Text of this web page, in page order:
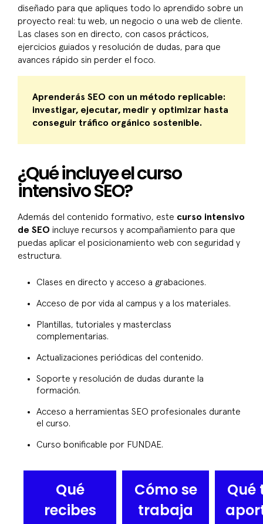
diseñado para que apliques todo lo aprendido sobre un
proyecto real: tu web, un negocio o una web de cliente.
Las clases son en directo, con casos prácticos,
ejercicios guiados y resolución de dudas, para que
avances rápido sin perder el foco.
Aprenderás SEO con un método replicable:
investigar, ejecutar, medir y optimizar hasta
conseguir tráfico orgánico sostenible.
¿Qué incluye el curso
intensivo SEO?
Además del contenido formativo, este curso intensivo
de SEO incluye recursos y acompañamiento para que
puedas aplicar el posicionamiento web con seguridad y
estructura.
Clases en directo y acceso a grabaciones.
Acceso de por vida al campus y a los materiales.
Plantillas, tutoriales y masterclass
complementarias.
Actualizaciones periódicas del contenido.
Soporte y resolución de dudas durante la
formación.
Acceso a herramientas SEO profesionales durante
el curso.
Curso bonificable por FUNDAE.
Qué
recibes
Cómo se
trabaja
Qué